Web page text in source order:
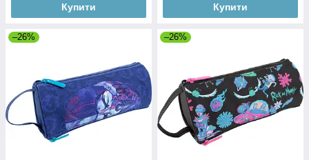
Купити Купити
–26% –26%